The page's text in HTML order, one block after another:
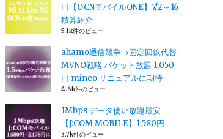
円【OCNモバイルONE】7/2～16
積算紹介
5.1k件のビュー
ahamo通信競争→固定回線代替
MVNO戦略 パケット放題 1,050
円 mineo リニュアルに期待
4.6k件のビュー
1Mbps データ使い放題最安
【J:COM MOBILE】1,580円
3.7k件のビュー